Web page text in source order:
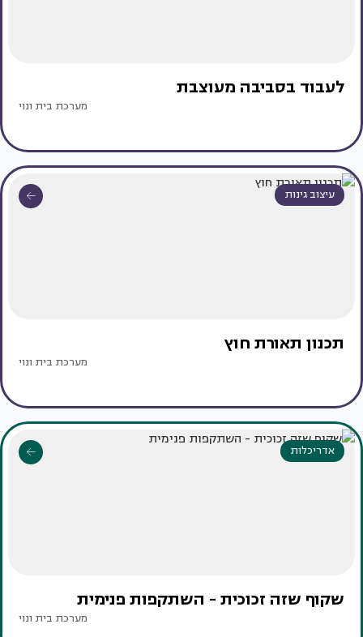
לעבוד בסביבה מעוצבת
מערכת בית ונוי
עיצוב גינות
תכנון תאורת חוץ
מערכת בית ונוי
אדריכלות
שקוף שזה זכוכית - השתקפות פנימית
מערכת בית ונוי